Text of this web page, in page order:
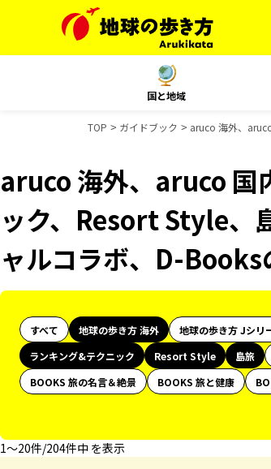
国と地域
TOP ガイドブック aruco 海外、
aruco 海外、aruco 国
ック、Resort Style、
ャルコラボ、D-
すべて 地球の歩き方 海外 地球の歩き方 Jシリ
ランキング&テクニック
Resort Style 島旅
BOOKS 旅の名言＆絶景
BOOKS 旅と健康
1〜20件/204件中 を表示